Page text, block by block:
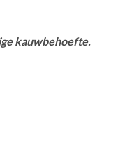
kauwbehoefte.